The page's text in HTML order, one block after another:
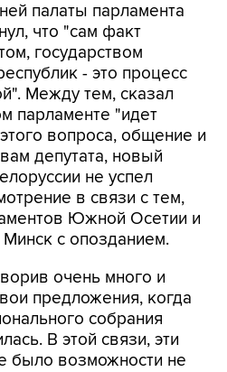
палаты парламента
что "сам факт
государством
- это процесс
Между тем, сказал
парламенте "идет
вопроса, общение и
депутата, новый
не успел
в связи с тем,
Южной Осетии и
с опозданием.
очень много и
предложения, когда
собрания
В этой связи, эти
было возможности не